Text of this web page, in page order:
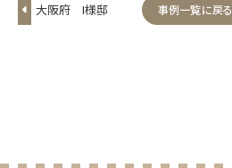
大阪府 I様邸 事例一覧に戻る